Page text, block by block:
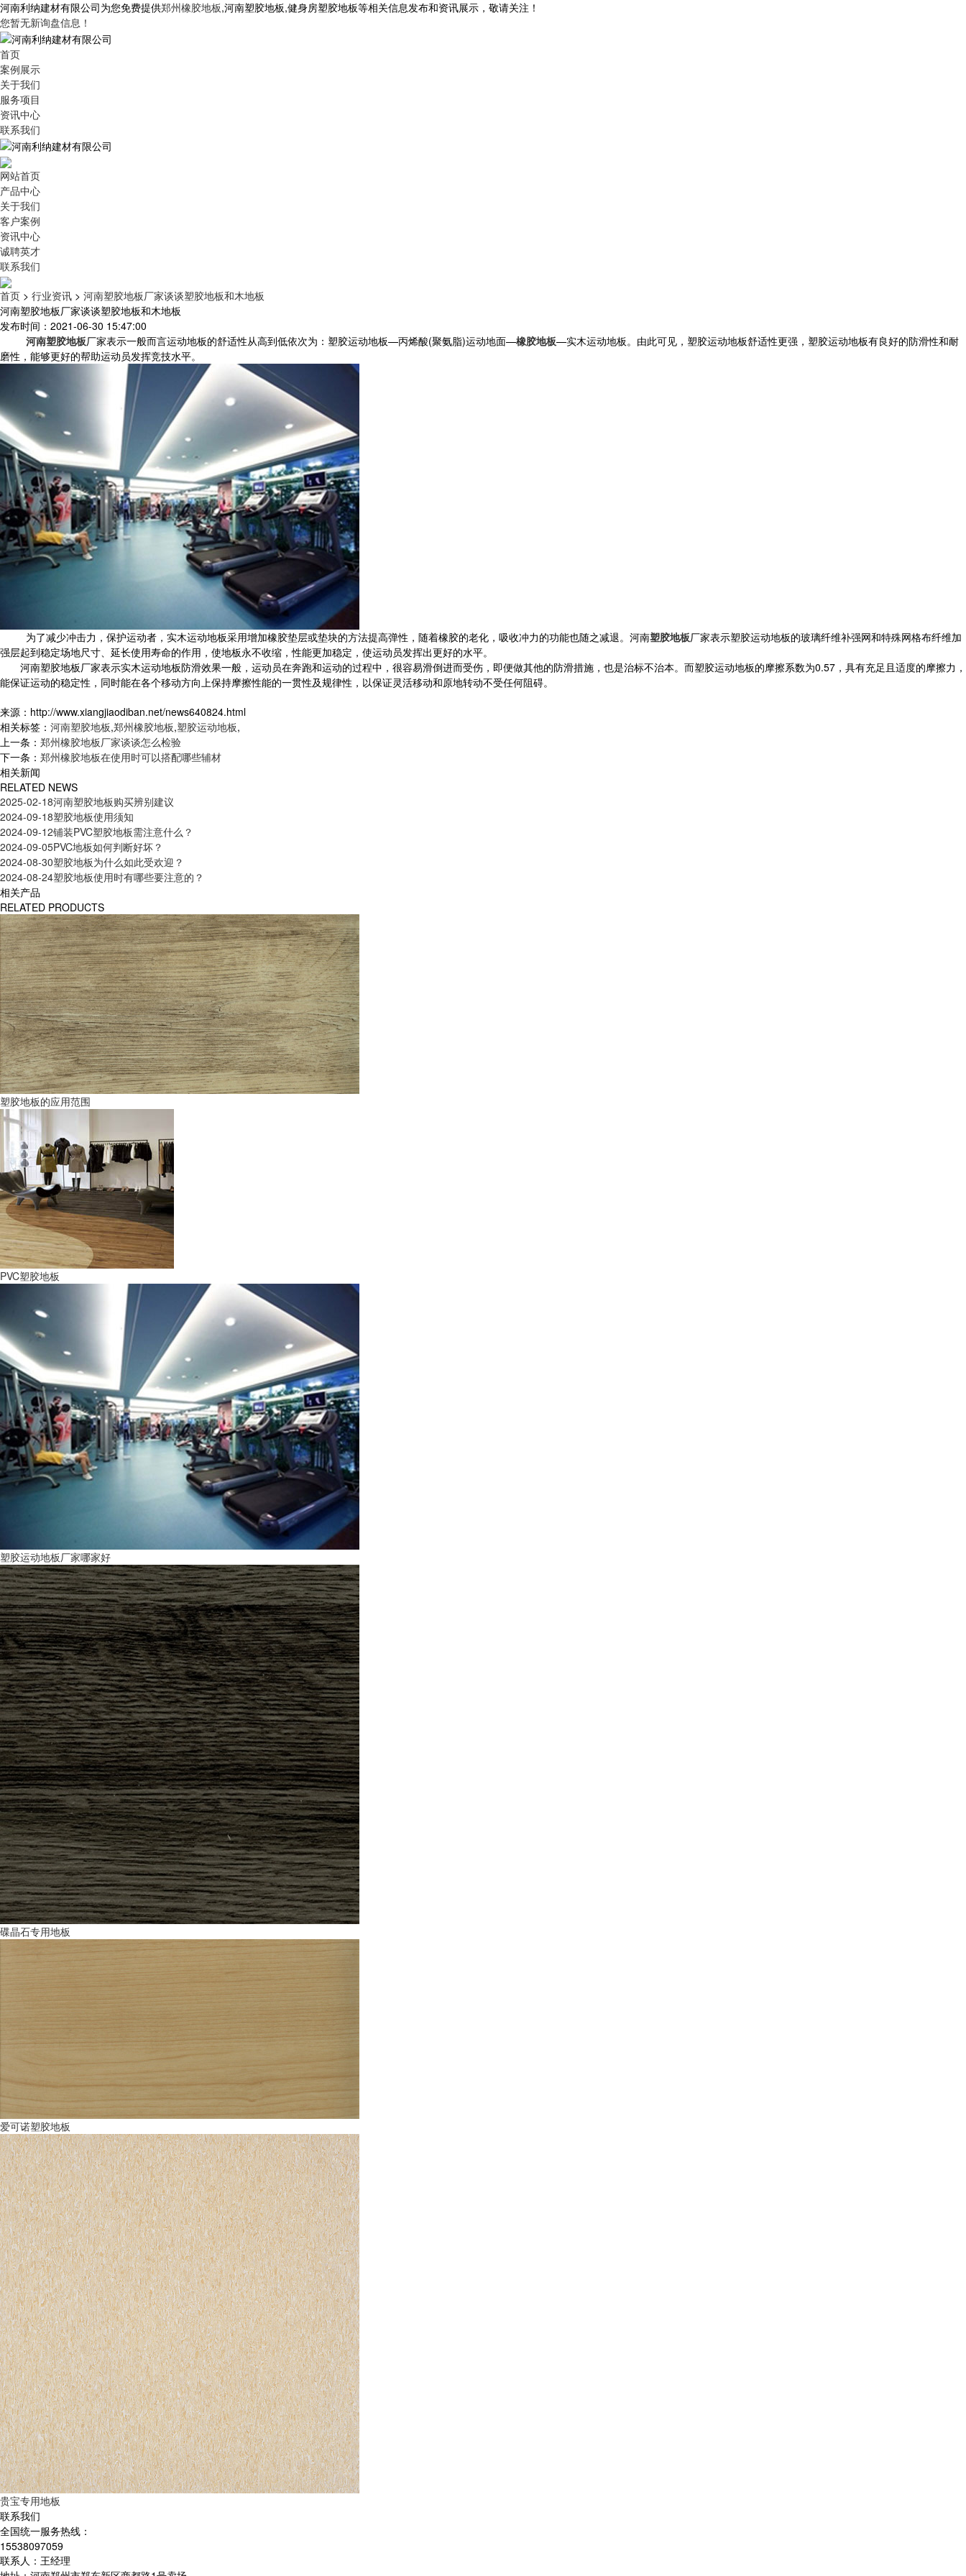
河南利纳建材有限公司为您免费提供郑州橡胶地板,河南塑胶地板,健身房塑胶地板等相关信息发布和资讯展示，敬请关注！
您暂无新询盘信息！
首页
案例展示
关于我们
服务项目
资讯中心
联系我们
网站首页
产品中心
关于我们
客户案例
资讯中心
诚聘英才
联系我们
首页 > 行业资讯 > 河南塑胶地板厂家谈谈塑胶地板和木地板
河南塑胶地板厂家谈谈塑胶地板和木地板
发布时间：2021-06-30 15:47:00
河南塑胶地板厂家表示一般而言运动地板的舒适性从高到低依次为：塑胶运动地板—丙烯酸(聚氨脂)运动地面—橡胶地板—实木运动地板。由此可见，塑胶运动地板舒适性更强，塑胶运动地板有良好的防滑性和耐
磨性，能够更好的帮助运动员发挥竞技水平。
为了减少冲击力，保护运动者，实木运动地板采用增加橡胶垫层或垫块的方法提高弹性，随着橡胶的老化，吸收冲力的功能也随之减退。河南塑胶地板厂家表示塑胶运动地板的玻璃纤维补强网和特殊网格布纤维加
强层起到稳定场地尺寸、延长使用寿命的作用，使地板永不收缩，性能更加稳定，使运动员发挥出更好的水平。
河南塑胶地板厂家表示实木运动地板防滑效果一般，运动员在奔跑和运动的过程中，很容易滑倒进而受伤，即便做其他的防滑措施，也是治标不治本。而塑胶运动地板的摩擦系数为0.57，具有充足且适度的摩擦力，
能保证运动的稳定性，同时能在各个移动方向上保持摩擦性能的一贯性及规律性，以保证灵活移动和原地转动不受任何阻碍。
来源：http://www.xiangjiaodiban.net/news640824.html
相关标签： 河南塑胶地板,郑州橡胶地板,塑胶运动地板,
上一条： 郑州橡胶地板厂家谈谈怎么检验
下一条： 郑州橡胶地板在使用时可以搭配哪些辅材
相关新闻
RELATED NEWS
2025-02-18河南塑胶地板购买辨别建议
2024-09-18塑胶地板使用须知
2024-09-12铺装PVC塑胶地板需注意什么？
2024-09-05PVC地板如何判断好坏？
2024-08-30塑胶地板为什么如此受欢迎？
2024-08-24塑胶地板使用时有哪些要注意的？
相关产品
RELATED PRODUCTS
塑胶地板的应用范围
PVC塑胶地板
塑胶运动地板厂家哪家好
碟晶石专用地板
爱可诺塑胶地板
贵宝专用地板
联系我们
全国统一服务热线：
15538097059
联系人：王经理